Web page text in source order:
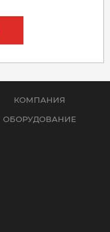
КОМПАНИЯ
ОБОРУДОВАНИЕ